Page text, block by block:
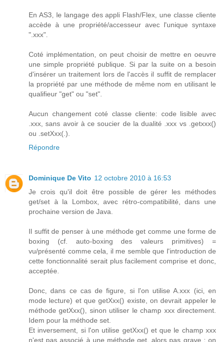
En AS3, le langage des appli Flash/Flex, une classe cliente
accède à une propriété/accesseur avec l'unique syntaxe
".xxx".
Coté implémentation, on peut choisir de mettre en oeuvre
une simple propriété publique. Si par la suite on a besoin
d'insérer un traitement lors de l'accès il suffit de remplacer
la propriété par une méthode de même nom en utilisant le
qualifieur "get" ou "set".
Aucun changement coté classe cliente: code lisible avec
.xxx, sans avoir à ce soucier de la dualité .xxx vs .getxxx()
ou .setXxx(.).
Répondre
Dominique De Vito 12 octobre 2010 à 16:53
Je crois qu'il doit être possible de gérer les méthodes
get/set à la Lombox, avec rétro-compatibilité, dans une
prochaine version de Java.
Il suffit de penser à une méthode get comme une forme de
boxing (cf. auto-boxing des valeurs primitives) =
vu/présenté comme cela, il me semble que l'introduction de
cette fonctionnalité serait plus facilement comprise et donc,
acceptée.
Donc, dans ce cas de figure, si l'on utilise A.xxx (ici, en
mode lecture) et que getXxx() existe, on devrait appeler le
méthode getXxx(), sinon utiliser le champ xxx directement.
Idem pour la méthode set.
Et inversement, si l'on utilise getXxx() et que le champ xxx
n'est pas associé à une méthode get, alors pas grave : on